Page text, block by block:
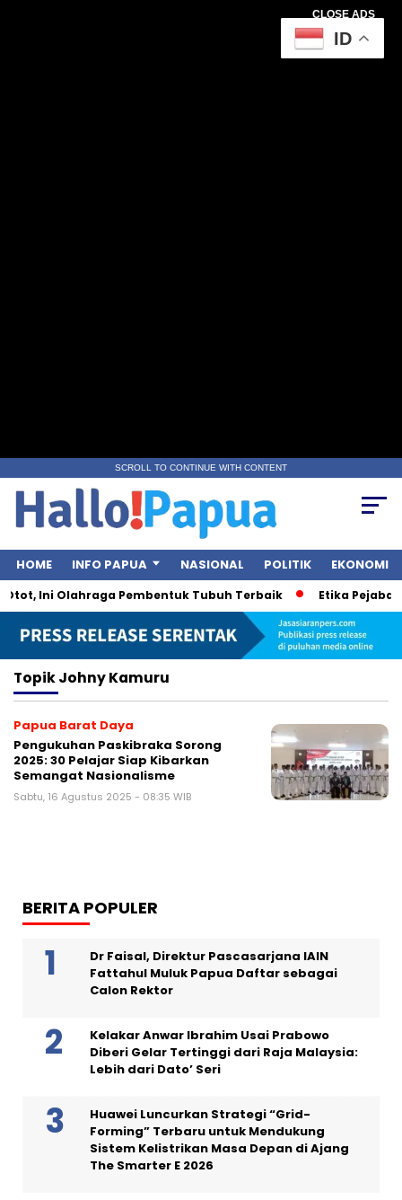
CLOSE ADS
SCROLL TO CONTINUE WITH CONTENT
HOME INFO PAPUA NASIONAL POLITIK EKONOMI
Ini Olahraga Pembentuk Tubuh Terbaik Etika Pejabat
TopikJohny Kamuru
Papua Barat Daya
Pengukuhan Paskibraka Sorong
2025: 30 Pelajar Siap Kibarkan
Semangat Nasionalisme
Sabtu, 16 Agustus 2025 - 08:35 WIB
BERITA POPULER
Dr Faisal, Direktur Pascasarjana IAIN
Fattahul Muluk Papua Daftar sebagai
Calon Rektor
Kelakar Anwar Ibrahim Usai Prabowo
Diberi Gelar Tertinggi dari Raja Malaysia:
Lebih dari Dato’ Seri
Huawei Luncurkan Strategi “Grid-
Forming” Terbaru untuk Mendukung
Sistem Kelistrikan Masa Depan di Ajang
The Smarter E 2026
ID